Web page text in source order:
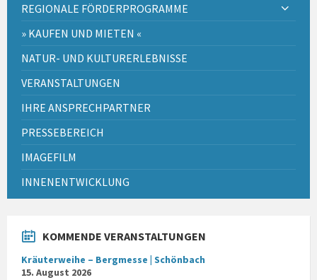
REGIONALE FÖRDERPROGRAMME
» KAUFEN UND MIETEN «
NATUR- UND KULTURERLEBNISSE
VERANSTALTUNGEN
IHRE ANSPRECHPARTNER
PRESSEBEREICH
IMAGEFILM
INNENENTWICKLUNG
KOMMENDE VERANSTALTUNGEN
Kräuterweihe – Bergmesse | Schönbach
15. August 2026